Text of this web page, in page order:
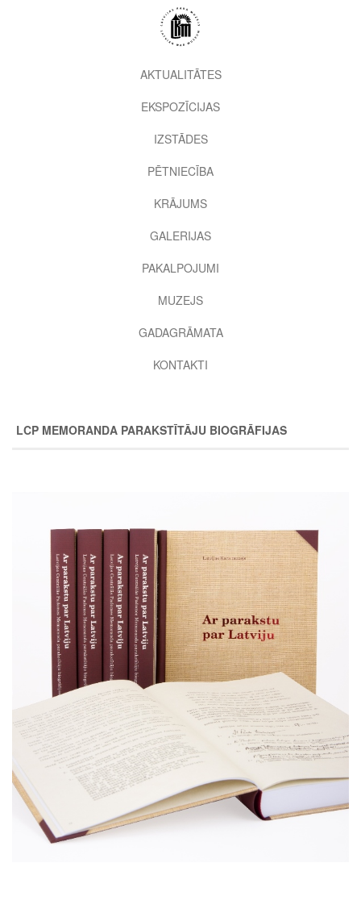
2nd
level
AKTUALITĀTES
EKSPOZĪCIJAS
IZSTĀDES
PĒTNIECĪBA
KRĀJUMS
GALERIJAS
PAKALPOJUMI
MUZEJS
GADAGRĀMATA
KONTAKTI
LCP MEMORANDA PARAKSTĪTĀJU BIOGRĀFIJAS